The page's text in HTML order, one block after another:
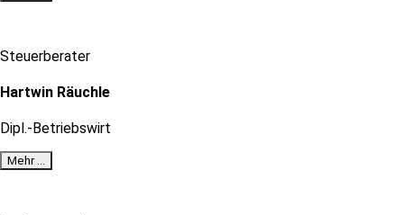
Steuerberater
Hartwin Räuchle
Dipl.-Betriebswirt
Mehr …